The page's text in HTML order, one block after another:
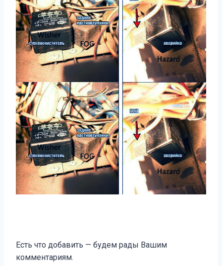
Есть что добавить — будем рады Вашим
комментариям.